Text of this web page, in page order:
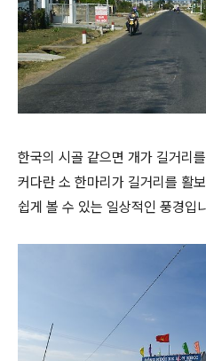
한국의 시골 같으면 개가 길거리
커다란 소 한마리가 길거리를 활
쉽게 볼 수 있는 일상적인 풍경입